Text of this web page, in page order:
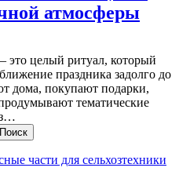
атмосферы
целый ритуал, который
праздника задолго до
дома, покупают подарки,
тематические
части для сельхозтехники